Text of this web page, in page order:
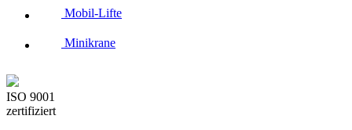
Mobil-Lifte
Minikrane
ISO 9001
zertifiziert